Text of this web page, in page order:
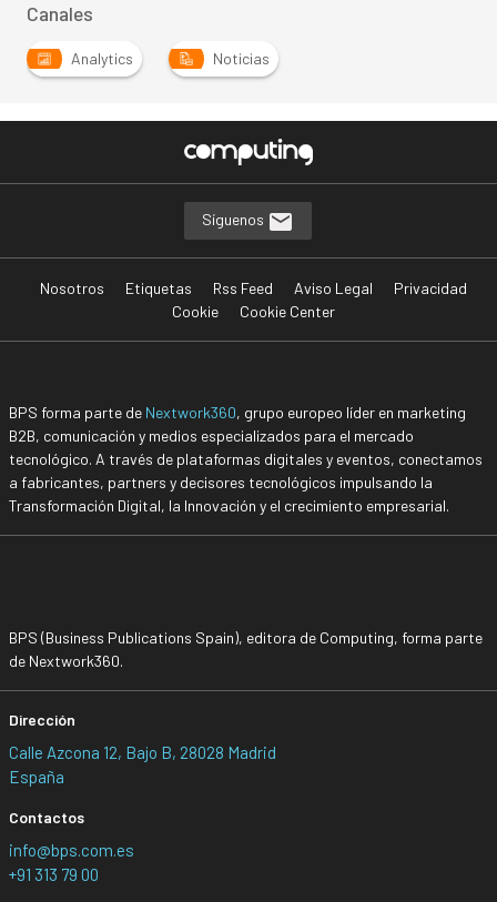
Canales
Analytics Noticias
Síguenos
Nosotros Etiquetas Rss Feed Aviso Legal
Privacidad
Cookie
Cookie Center
BPS forma parte de Nextwork360, grupo europeo líder en marketing
B2B, comunicación y medios especializados para el mercado
tecnológico. A través de plataformas digitales y eventos, conectamos
a fabricantes, partners y decisores tecnológicos impulsando la
Transformación Digital, la Innovación y el crecimiento empresarial.
BPS (Business Publications Spain), editora de Computing, forma parte
de Nextwork360.
Dirección
Calle Azcona 12, Bajo B, 28028 Madrid
España
Contactos
info@bps.com.es
+91 313 79 00